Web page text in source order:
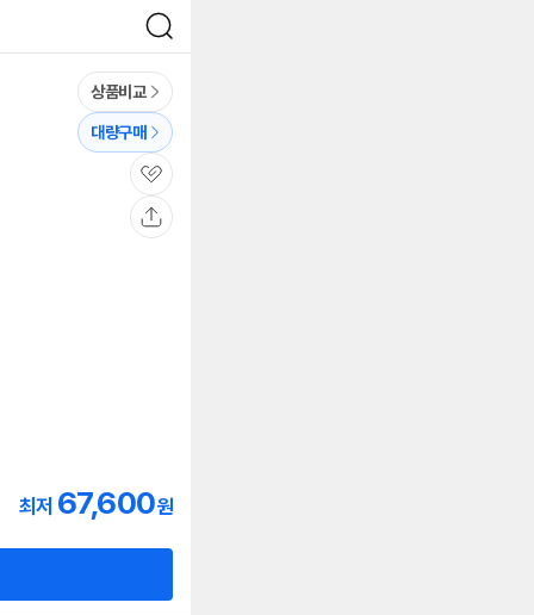
검
색
상품비교
대량구매
관
심
최저 67,600원